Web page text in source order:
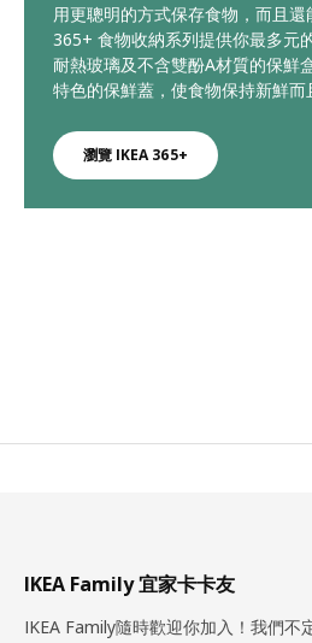
用更聰明的方式保存食物，而且
365+ 食物收納系列提供你最多元
耐熱玻璃及不含雙酚A材質的保鮮
特色的保鮮蓋，使食物保持新鮮而
瀏覽 IKEA 365+
IKEA Family 宜家卡卡友
IKEA Family隨時歡迎你加入！我們不